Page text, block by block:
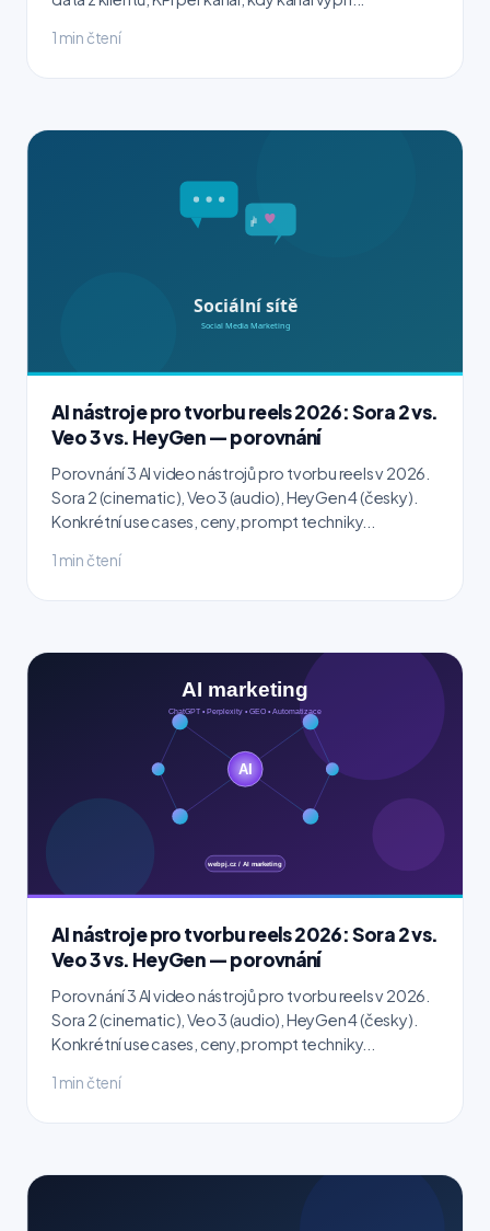
1 min čtení
AI nástroje pro tvorbu reels 2026: Sora 2 vs.
Veo 3 vs. HeyGen — porovnání
Porovnání 3 AI video nástrojů pro tvorbu reels v 2026.
Sora 2 (cinematic), Veo 3 (audio), HeyGen 4 (česky).
Konkrétní use cases, ceny, prompt techniky...
1 min čtení
AI nástroje pro tvorbu reels 2026: Sora 2 vs.
Veo 3 vs. HeyGen — porovnání
Porovnání 3 AI video nástrojů pro tvorbu reels v 2026.
Sora 2 (cinematic), Veo 3 (audio), HeyGen 4 (česky).
Konkrétní use cases, ceny, prompt techniky...
1 min čtení